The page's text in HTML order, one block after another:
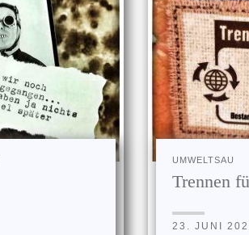
UMWELTSAU
Trennen
23. JUNI